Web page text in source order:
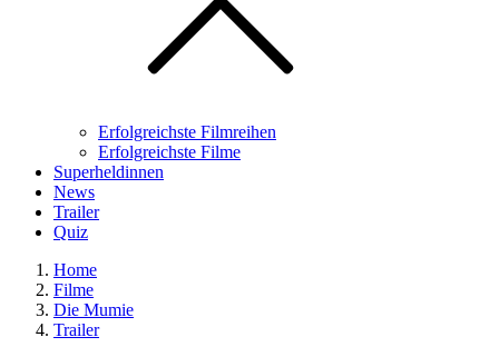
Erfolgreichste Filmreihen
Erfolgreichste Filme
Superheldinnen
News
Trailer
Quiz
Home
Filme
Die Mumie
Trailer